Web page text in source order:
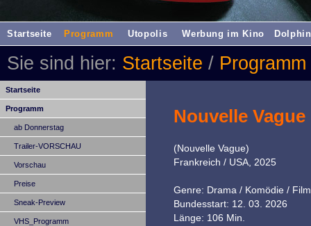
Startseite Programm Utopolis Werbung im Kino
Sie sind hier: Startseite / Programm
Startseite
Programm
ab Donnerstag
Trailer-VORSCHAU
Vorschau
Preise
Sneak-Preview
VHS_Programm
Nouvelle Vague
(Nouvelle Vague)
Frankreich / USA, 2025
Genre: Drama / Komödie /
Bundesstart: 12. 03. 2026
Länge: 106 Min.